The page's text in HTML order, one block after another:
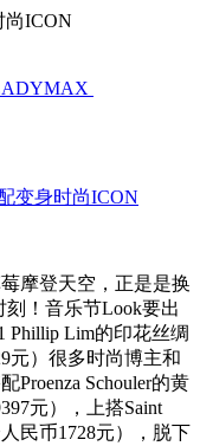
尚ICON
摩登天空，正是是换
刻！音乐节Look要出
Phillip Lim的印花丝绸
元）很多时尚博主和
Proenza Schouler的黄
元），上搭Saint
民币1728元），脱下